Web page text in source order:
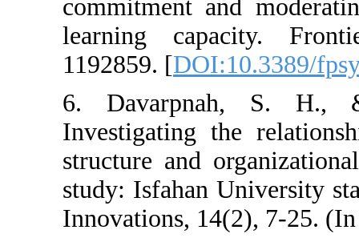
commitment
learning
1192859. [
6.
Investigating
structure and
study: Isfahan
Innovations,